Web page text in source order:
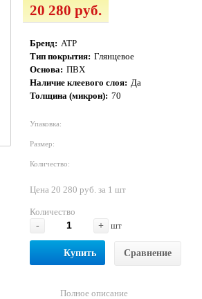
20 280 руб.
Бренд: ATP
Тип покрытия: Глянцевое
Основа: ПВХ
Наличие клеевого слоя: Да
Толщина (микрон): 70
Упаковка:
Размер:
Количество:
Цена 20 280 руб. за 1 шт
Количество
-
+ шт
Купить Сравнение
Полное описание